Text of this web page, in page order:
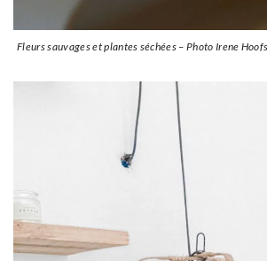
Fleurs sauvages et plantes séchées – Photo Irene